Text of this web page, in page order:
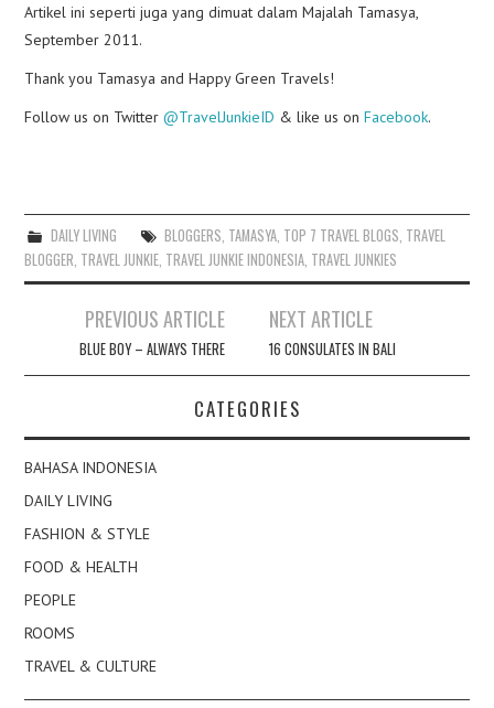
Artikel ini seperti juga yang dimuat dalam Majalah Tamasya,
September 2011.
Thank you Tamasya and Happy Green Travels!
Follow us on Twitter@TravelJunkieID & like us onFacebook.
DAILY LIVING BLOGGERS TAMASYA, TOP 7 TRAVEL BLOGS TRAVEL
BLOGGER TRAVEL JUNKIE TRAVEL JUNKIE INDONESIA TRAVEL JUNKIES
navigation
PREVIOUS ARTICLE
BLUE BOY – ALWAYS THERE
NEXT ARTICLE
16 CONSULATES IN BALI
CATEGORIES
BAHASA INDONESIA
DAILY LIVING
FASHION & STYLE
FOOD & HEALTH
PEOPLE
ROOMS
TRAVEL & CULTURE